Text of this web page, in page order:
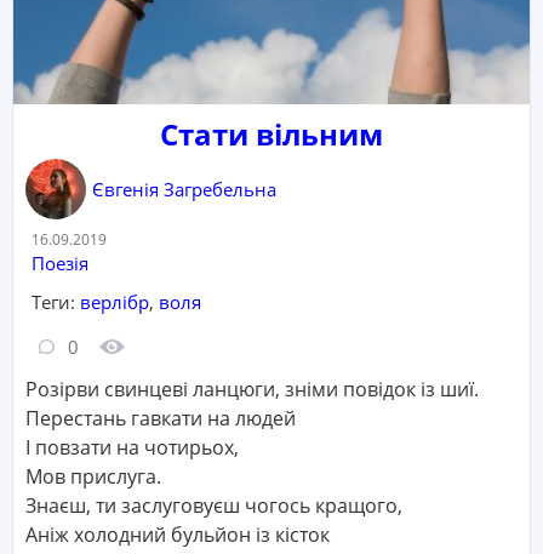
Стати вільним
Євгенія Загребельна
Дата:
16.09.2019
Категорія:
Поезія
Теги: верлібр, воля
Кількість коментарів:
0 Кількість переглядів:
Розірви свинцеві ланцюги, зніми повідок із шиї.
Перестань гавкати на людей
І повзати на чотирьох,
Мов прислуга.
Знаєш, ти заслуговуєш чогось кращого,
Аніж холодний бульйон із кісток